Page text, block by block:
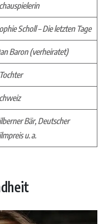
Scholl – Die letzten Tage
Baron (verheiratet)
Bär, Deutscher
u. a.